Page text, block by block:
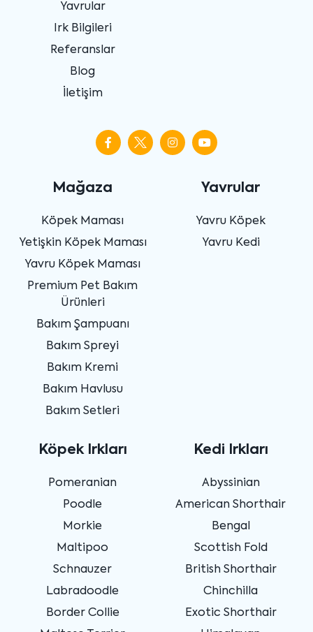
Yavrular
Irk Bilgileri
Referanslar
Blog
İletişim
Mağaza
Köpek Maması
Yetişkin Köpek Maması
Yavru Köpek Maması
Premium Pet Bakım
Ürünleri
Bakım Şampuanı
Bakım Spreyi
Bakım Kremi
Bakım Havlusu
Bakım Setleri
Yavrular
Yavru Köpek
Yavru Kedi
Köpek Irkları
Pomeranian
Poodle
Morkie
Maltipoo
Schnauzer
Labradoodle
Border Collie
Kedi Irkları
Abyssinian
American Shorthair
Bengal
Scottish Fold
British Shorthair
Chinchilla
Exotic Shorthair